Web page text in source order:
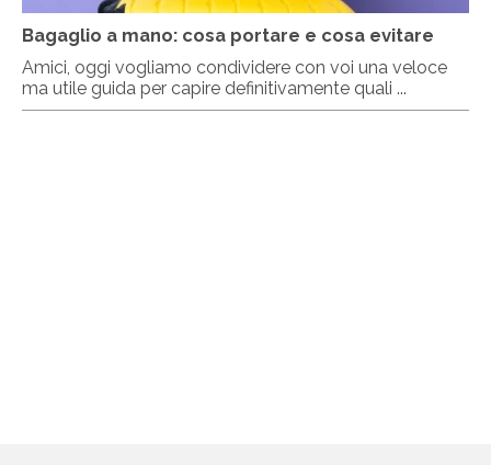
Bagaglio a mano: cosa portare e cosa evitare
Amici, oggi vogliamo condividere con voi una veloce
ma utile guida per capire definitivamente quali ...